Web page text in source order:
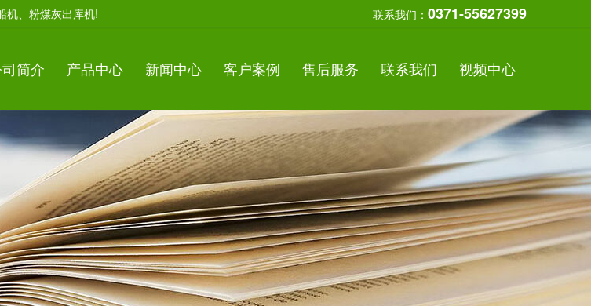
机、粉煤灰出库机! 联系我们： 0371-55627399
简介 产品中心 新闻中心 客户案例 售后服务 联系我们 视频中心